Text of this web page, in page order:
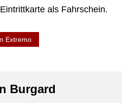
als Fahrschein.
Extremo
Burgard